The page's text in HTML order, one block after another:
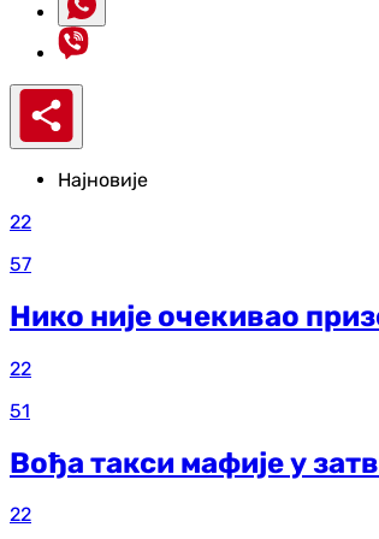
Најновије
22
57
Нико није очекивао
22
51
Вођа такси мафије у
22